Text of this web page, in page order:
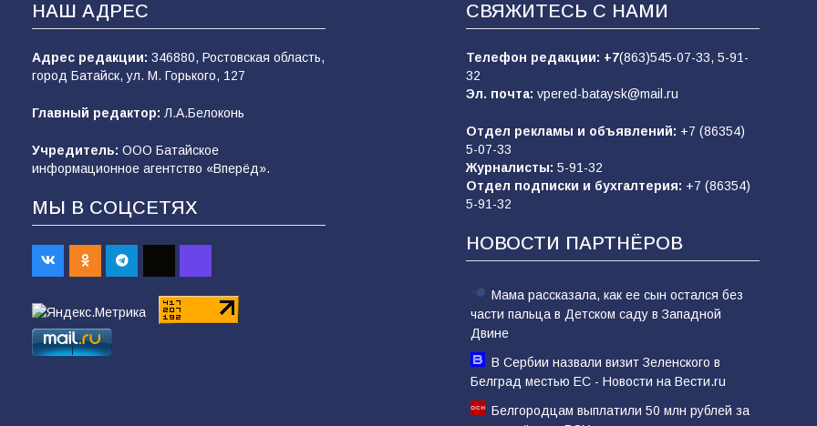
НАШ АДРЕС
Адрес редакции: 346880, Ростовская область,
город Батайск, ул. М. Горького, 127
Главный редактор: Л.А.Белоконь
Учредитель: ООО Батайское
информационное агентство «Вперёд».
МЫ В СОЦСЕТЯХ
СВЯЖИТЕСЬ С НАМИ
Телефон редакции: +7(863)545-07-33, 5-91-
32
Эл. почта: vpered-bataysk@mail.ru
Отдел рекламы и объявлений: +7 (86354)
5-07-33
Журналисты: 5-91-32
Отдел подписки и бухгалтерия: +7 (86354)
5-91-32
НОВОСТИ ПАРТНЁРОВ
Мама рассказала, как ее сын остался без
части пальца в Детском саду в Западной
Двине
В Сербии назвали визит Зеленского в
Белград местью ЕС - Новости на Вести.ru
Белгородцам выплатили 50 млн рублей за